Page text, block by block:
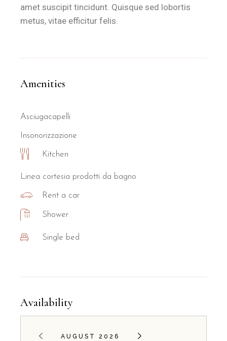
amet suscipit tincidunt. Quisque sed lobortis
metus, vitae efficitur felis.
Amenities
Asciugacapelli
Insonorizzazione
Kitchen
Linea cortesia prodotti da bagno
Rent a car
Shower
Single bed
Availability
AUGUST 2026